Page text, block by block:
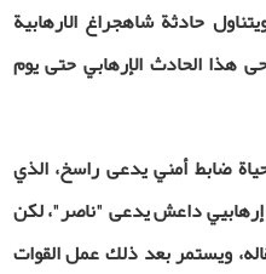
في 7 حلقات ويتناول حادثة شاهجراغ الارهابية
هذا الحادث الإرهابي حتى يوم
ضابط أمني يدعى راسخ، الذي
داعش يدعى "ناصر"، لكن
ويستمر بعد ذلك عمل القوات